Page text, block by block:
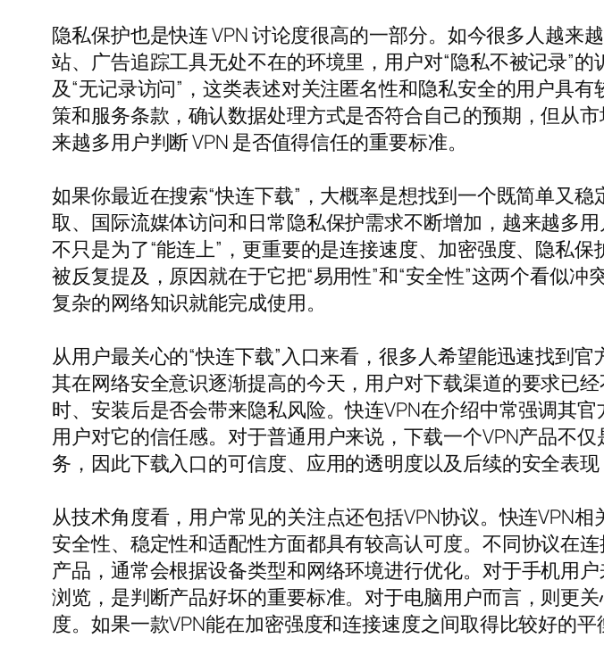
隐私保护也是快连 VPN 讨论度很高的一部分。如今很多人越
站、广告追踪工具无处不在的环境里，用户对“隐私不被记录”
及“无记录访问”，这类表述对关注匿名性和隐私安全的用户具
策和服务条款，确认数据处理方式是否符合自己的预期，但从
来越多用户判断 VPN 是否值得信任的重要标准。
如果你最近在搜索“快连下载”，大概率是想找到一个既简单又
取、国际流媒体访问和日常隐私保护需求不断增加，越来越多
不只是为了“能连上”，更重要的是连接速度、加密强度、隐私
被反复提及，原因就在于它把“易用性”和“安全性”这两个看似
复杂的网络知识就能完成使用。
从用户最关心的“快连下载”入口来看，很多人希望能迅速找到
其在网络安全意识逐渐提高的今天，用户对下载渠道的要求已
时、安装后是否会带来隐私风险。快连VPN在介绍中常强调其
用户对它的信任感。对于普通用户来说，下载一个VPN产品不
务，因此下载入口的可信度、应用的透明度以及后续的安全表
从技术角度看，用户常见的关注点还包括VPN协议。快连VPN
安全性、稳定性和适配性方面都具有较高认可度。不同协议在
产品，通常会根据设备类型和网络环境进行优化。对于手机用
浏览，是判断产品好坏的重要标准。对于电脑用户而言，则更
度。如果一款VPN能在加密强度和连接速度之间取得比较好的平